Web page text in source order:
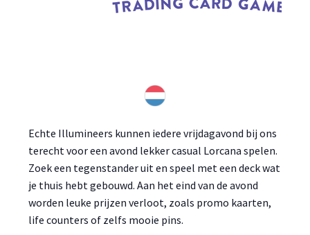
Echte Illumineers kunnen iedere vrijdagavond bij ons
terecht voor een avond lekker casual Lorcana spelen.
Zoek een tegenstander uit en speel met een deck wat
je thuis hebt gebouwd. Aan het eind van de avond
worden leuke prijzen verloot, zoals promo kaarten,
life counters of zelfs mooie pins.